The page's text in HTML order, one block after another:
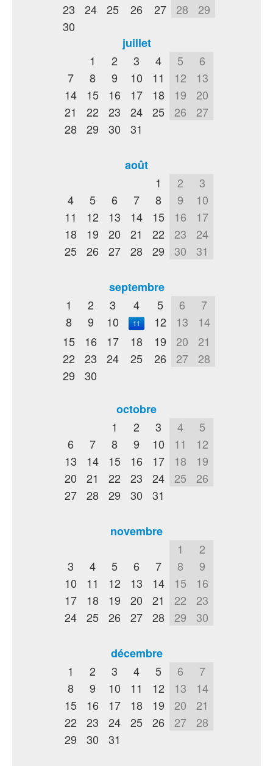
23
24 25 26 27 28
29
30
juillet
1
2 3 4 5
6
7
8 9 10 11 12
13
14
15 16 17 18 19
20
21
22 23 24 25 26
27
28
29 30 31
août
1
2
3
4
5 6 7 8 9
10
11
12 13 14 15 16
17
18
19 20 21 22 23
24
25
26 27 28 29 30 31
septembre
1
2 3 4 5 6
7
8
9 10 11 12 13
14
15
16 17 18 19 20
21
22
23 24 25 26 27
28
29
30
octobre
1
2 3 4
5
6
7 8 9 10 11
12
13
14 15 16 17 18
19
20
21 22 23 24 25
26
27
28 29 30 31
novembre
1
2
3
4 5 6 7 8
9
10
11 12 13 14 15
16
17
18 19 20 21 22
23
24
25 26 27 28 29 30
décembre
1
2 3 4 5 6
7
8
9 10 11 12 13
14
15
16 17 18 19 20
21
22
23 24 25 26 27
28
29
30 31